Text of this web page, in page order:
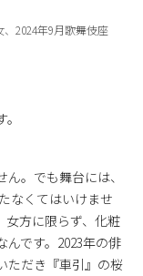
、2024年9月歌舞伎座
。でも舞台には、
なくてはいけませ
女方に限らず、化粧
です。2023年の俳
ただき『車引』の桜